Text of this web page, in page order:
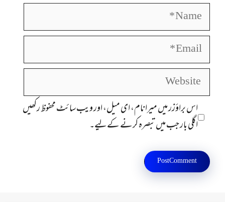
Name
Email
Website
اس براؤزر میں میرا نام، ای میل، اور ویب سائٹ محفوظ رکھیں
اگلی بار جب میں تبصرہ کرنے کےلیے۔